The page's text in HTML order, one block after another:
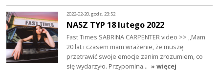
2022-02-20, godz. 23:52
NASZ TYP 18 lutego 2022
Fast Times SABRINA CARPENTER video >> ,,Mam
20 lat i czasem mam wrażenie, że muszę
przetrawić swoje emocje zanim zrozumiem, co
się wydarzyło. Przypomina… » więcej